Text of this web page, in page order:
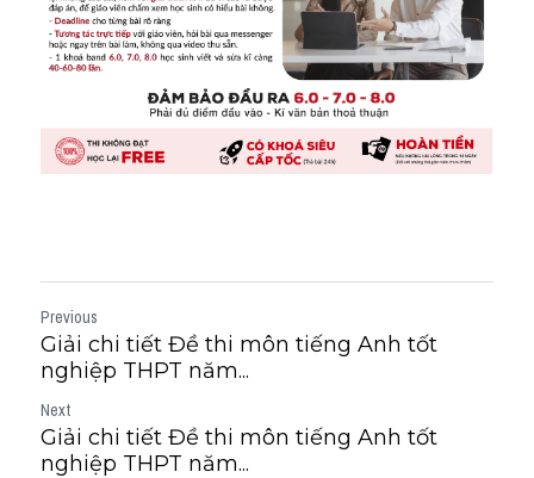
Previous
Giải chi tiết Đề thi môn tiếng Anh tốt
nghiệp THPT năm...
Next
Giải chi tiết Đề thi môn tiếng Anh tốt
nghiệp THPT năm...